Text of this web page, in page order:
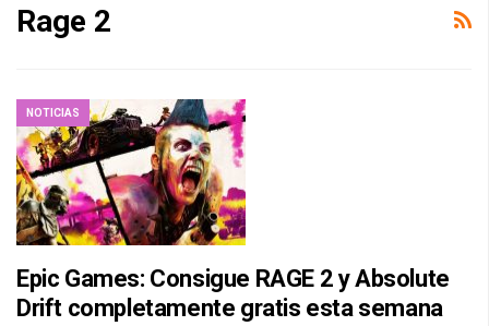
Rage 2
NOTICIAS
Epic Games: Consigue RAGE 2 y Absolute
Drift completamente gratis esta semana